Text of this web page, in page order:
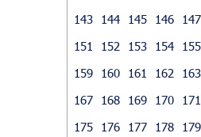
143
144 145 146 147
151
152 153 154 155
159
160 161 162 163
167
168 169 170 171
175
176 177 178 179